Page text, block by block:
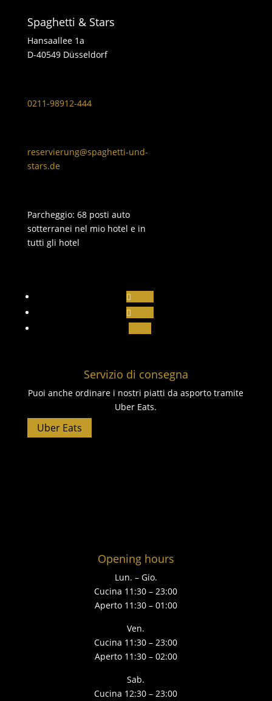
Spaghetti & Stars
Hansaallee 1a
D-40549 Düsseldorf
0211-98912-444
reservierung@spaghetti-und-
stars.de
Parcheggio: 68 posti auto
sotterranei nel mio hotel e in
tutti gli hotel
Servizio di consegna
Puoi anche ordinare i nostri piatti da asporto tramite
Uber Eats.
Uber Eats
Opening hours
Lun. – Gio.
Cucina 11:30 – 23:00
Aperto 11:30 – 01:00
Ven.
Cucina 11:30 – 23:00
Aperto 11:30 – 02:00
Sab.
Cucina 12:30 – 23:00